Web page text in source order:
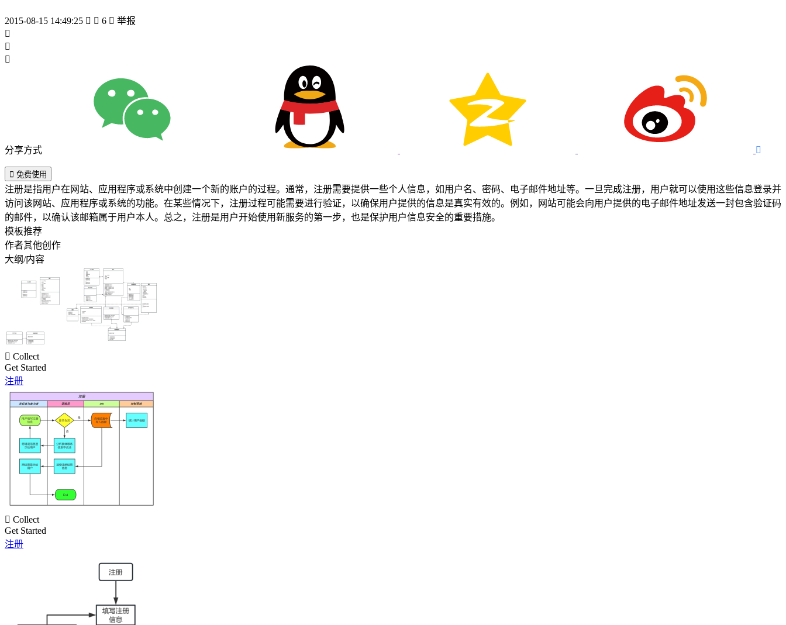
2015-08-15 14:49:25   6  举报



分享方式 
 免费使用
注册是指用户在网站、应用程序或系统中创建一个新的账户的过程。通常，注册需要提供一些个人信息，如用户名、密码、电子邮件地址等。一旦完成注册，用户就可以使用这些信息登录并
访问该网站、应用程序或系统的功能。在某些情况下，注册过程可能需要进行验证，以确保用户提供的信息是真实有效的。例如，网站可能会向用户提供的电子邮件地址发送一封包含验证码
的邮件，以确认该邮箱属于用户本人。总之，注册是用户开始使用新服务的第一步，也是保护用户信息安全的重要措施。
模板推荐
作者其他创作
大纲/内容
 Collect
Get Started
注册
 Collect
Get Started
注册